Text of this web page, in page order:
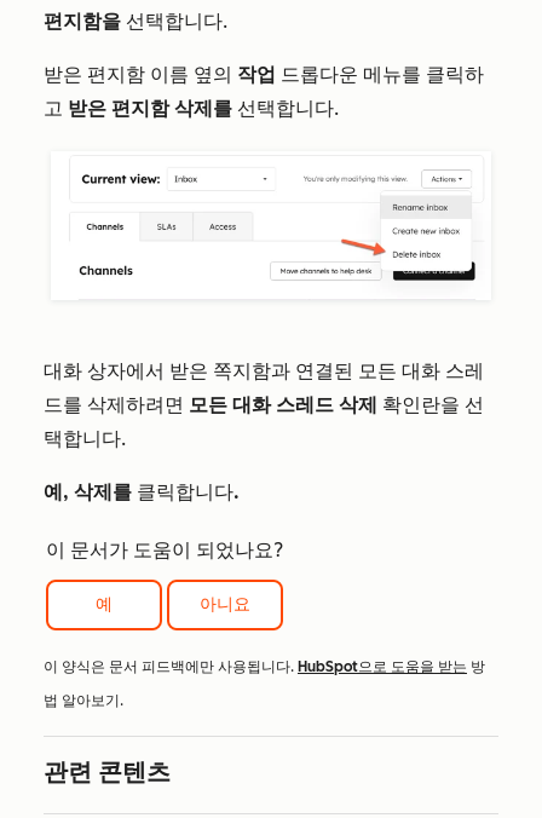
편지함을 선택합니다.
받은 편지함 이름 옆의 작업 드롭다운 메뉴를 클릭하
고 받은 편지함 삭제를 선택합니다.
대화 상자에서 받은 쪽지함과 연결된 모든 대화 스레
드를 삭제하려면 모든 대화 스레드 삭제 확인란을 선
택합니다.
예, 삭제를 클릭합니다.
이 문서가 도움이 되었나요?
예 아니요
이 양식은 문서 피드백에만 사용됩니다. HubSpot으로 도움을 받는 방
법 알아보기.
관련 콘텐츠